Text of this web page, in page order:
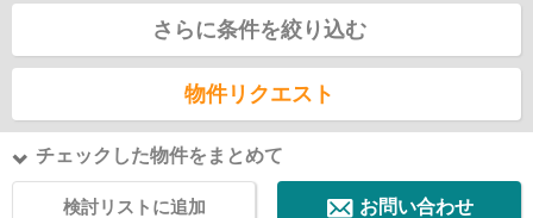
さらに条件を絞り込む
物件リクエスト
チェックした物件をまとめて
検討リストに追加 お問い合わせ